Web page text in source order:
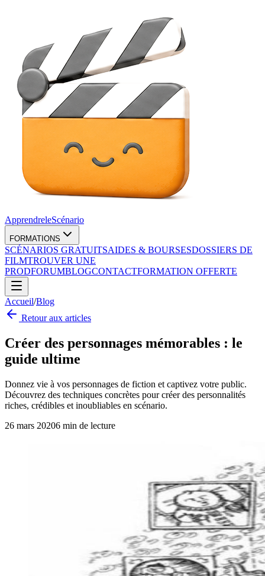
ApprendreleScénario
FORMATIONS
SCÉNARIOS GRATUITSAIDES & BOURSESDOSSIERS DE
FILMTROUVER UNE
PRODFORUMBLOGCONTACTFORMATION OFFERTE
Accueil/Blog
Retour aux articles
Créer des personnages mémorables : le
guide ultime
Donnez vie à vos personnages de fiction et captivez votre public.
Découvrez des techniques concrètes pour créer des personnalités
riches, crédibles et inoubliables en scénario.
26 mars 20206 min de lecture